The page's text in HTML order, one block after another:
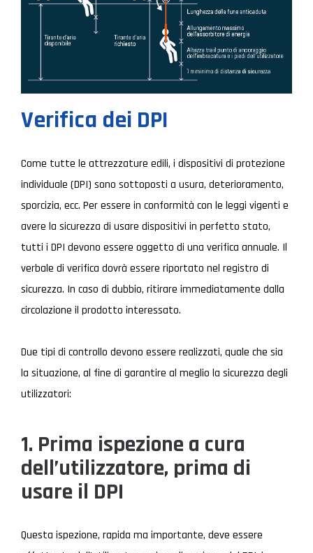
Verifica dei DPI
Come tutte le attrezzature edili, i dispositivi di protezione
individuale (DPI) sono sottoposti a usura, deterioramento,
sporcizia, ecc. Per essere in conformità con le leggi vigenti e
avere la sicurezza di usare dispositivi in perfetto stato,
tutti i DPI devono essere oggetto di una verifica annuale. Il
verbale di verifica dovrà essere riportato nel registro di
sicurezza. In caso di dubbio, ritirare immediatamente dalla
circolazione il prodotto interessato.
Due tipi di controllo devono essere realizzati, quale che sia
la situazione, al fine di garantire al meglio la sicurezza degli
utilizzatori:
1. Prima ispezione a cura
dell’utilizzatore, prima di
usare il DPI
Questa ispezione, rapida ma importante, deve essere